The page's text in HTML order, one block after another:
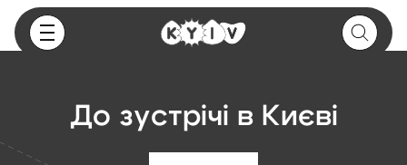
До зустрічі в Києві